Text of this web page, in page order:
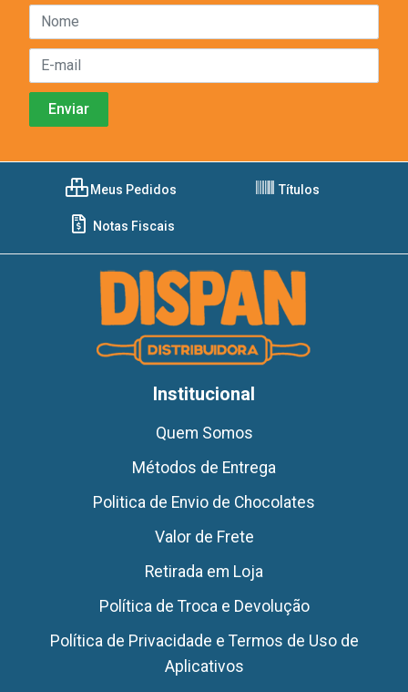
Meus Pedidos Títulos
Notas Fiscais
Institucional
Quem Somos
Métodos de Entrega
Politica de Envio de Chocolates
Valor de Frete
Retirada em Loja
Política de Troca e Devolução
Política de Privacidade e Termos de Uso de
Aplicativos